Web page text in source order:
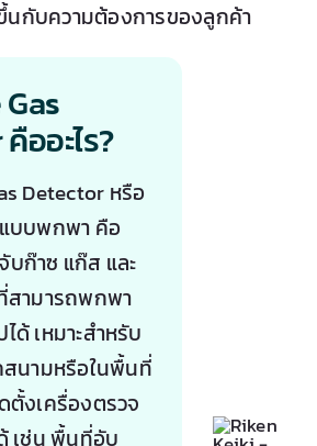
นกับความต้องการของลูกค้า
ออะไร?
Detector หรือ
บบพกพา คือ
ก๊าซ แก๊ส และ
สามารถพกพา
ด้ เหมาะสำหรับ
สนามหรือในพื้นที่
ตั้งเครื่องตรวจ
เช่น พื้นที่อับ